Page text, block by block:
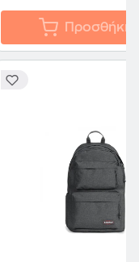
Προσθήκη